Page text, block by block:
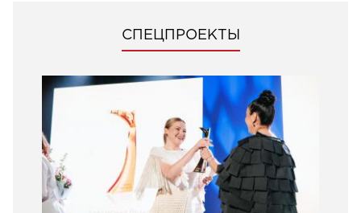
СПЕЦПРОЕКТЫ